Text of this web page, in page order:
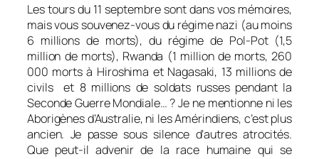
Les tours du 11 septembre sont dans vos mémoires,
mais vous souvenez-vous du régime nazi (au moins
6 millions de morts), du régime de Pol-Pot (1,5
million de morts), Rwanda (1 million de morts, 260
000 morts à Hiroshima et Nagasaki, 13 millions de
civils et 8 millions de soldats russes pendant la
Seconde Guerre Mondiale… ? Je ne mentionne ni les
Aborigènes d’Australie, ni les Amérindiens, c’est plus
ancien. Je passe sous silence d’autres atrocités.
Que peut-il advenir de la race humaine qui se